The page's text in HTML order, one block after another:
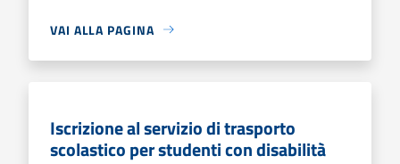
VAI ALLA PAGINA
Iscrizione al servizio di trasporto
scolastico per studenti con disabilità